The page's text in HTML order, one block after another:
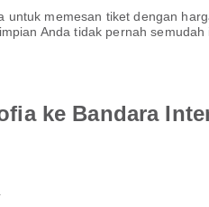
memesan tiket dengan
Anda tidak pernah
ke Bandara